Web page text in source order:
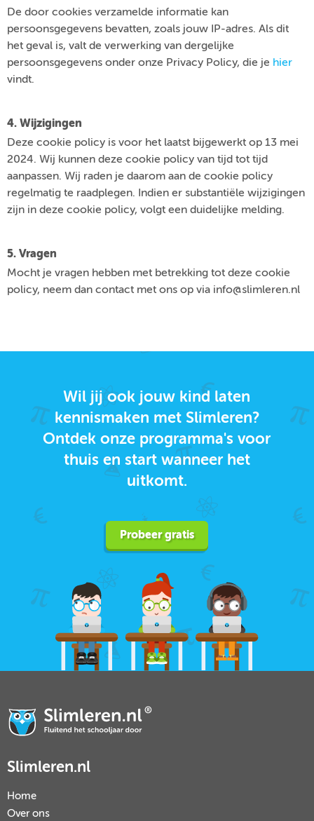
De door cookies verzamelde informatie kan
persoonsgegevens bevatten, zoals jouw IP-adres. Als dit
het geval is, valt de verwerking van dergelijke
persoonsgegevens onder onze Privacy Policy, die je hier
vindt.
4. Wijzigingen
Deze cookie policy is voor het laatst bijgewerkt op 13 mei
2024. Wij kunnen deze cookie policy van tijd tot tijd
aanpassen. Wij raden je daarom aan de cookie policy
regelmatig te raadplegen. Indien er substantiële wijzigingen
zijn in deze cookie policy, volgt een duidelijke melding.
5. Vragen
Mocht je vragen hebben met betrekking tot deze cookie
policy, neem dan contact met ons op via info@slimleren.nl
Wil jij ook jouw kind laten
kennismaken met Slimleren?
Ontdek onze programma's voor
thuis en start wanneer het
uitkomt.
Probeer gratis
Slimleren.nl
Home
Over ons